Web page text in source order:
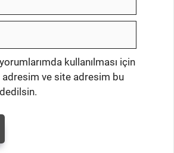
kullanılması için
adresim ve site adresim bu